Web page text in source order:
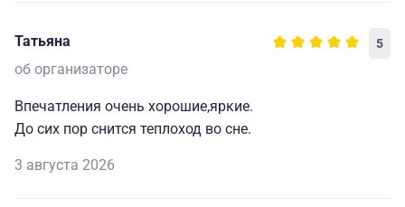
Татьяна 5
об организаторе
Впечатления очень хорошие,яркие.
До сих пор снится теплоход во сне.
3 августа 2026